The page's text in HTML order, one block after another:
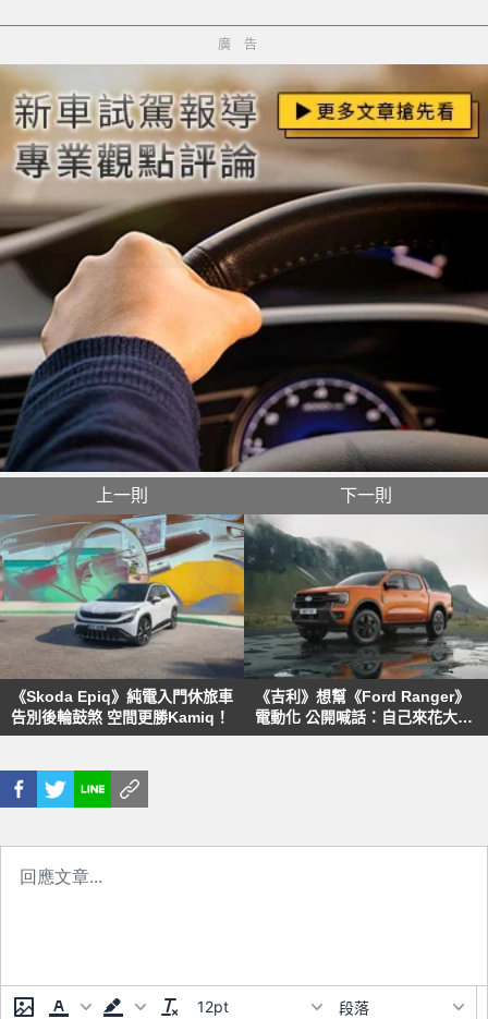
廣告
上一則
《Skoda Epiq》純電入門休旅車
告別後輪鼓煞 空間更勝Kamiq！
下一則
《吉利》想幫《Ford Ranger》
電動化 公開喊話：自己來花大錢
我來比較省
12pt 段落